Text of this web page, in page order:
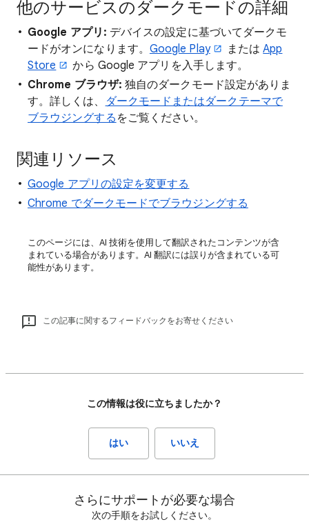
他のサービスのダークモードの詳細
Google アプリ: デバイスの設定に基づいてダークモ
ードがオンになります。 Google Play またはApp
Store
から Google アプリを入手します。
Chrome ブラウザ: 独自のダークモード設定がありま
す。詳しくは、
ダークモードまたはダークテーマで
ブラウジングする をご覧ください。
関連リソース
Google アプリの設定を変更する
Chrome でダークモードでブラウジングする
このページには、AI 技術を使用して翻訳されたコンテンツが含
まれている場合があります。AI 翻訳には誤りが含まれている可
能性があります。
この記事に関するフィードバックをお寄せください
この情報は役に立ちましたか？
はい いいえ
さらにサポートが必要な場合
次の手順をお試しください。